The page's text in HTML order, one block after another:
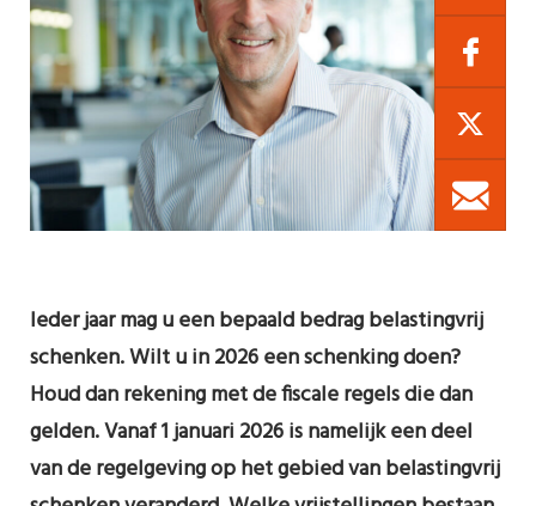
Ieder jaar mag u een bepaald bedrag belastingvrij
schenken. Wilt u in 2026 een schenking doen?
Houd dan rekening met de fiscale regels die dan
gelden. Vanaf 1 januari 2026 is namelijk een deel
van de regelgeving op het gebied van belastingvrij